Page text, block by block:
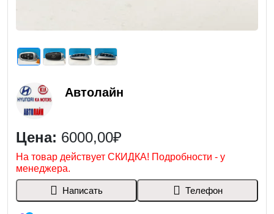
Автолайн
Цена: 6000,00₽
На товар действует СКИДКА! Подробности - у
менеджера.
Написать Телефон